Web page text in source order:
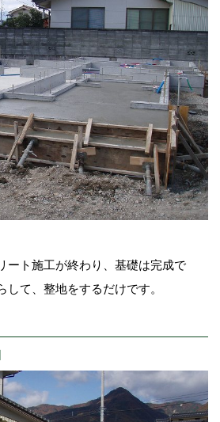
ート施工が終わり、基礎は完成で
て、整地をするだけです。